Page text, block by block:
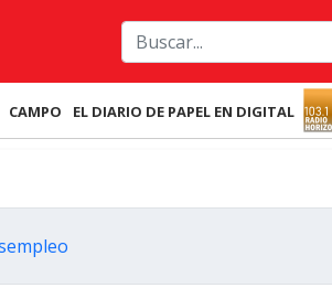
CAMPO EL DIARIO DE PAPEL EN DIGITAL